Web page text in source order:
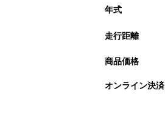
年式
走行距離
商品価格
オンライン決済